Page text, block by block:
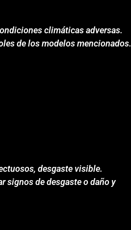
climáticas adversas.
de los modelos mencionados.
desgaste visible.
signos de desgaste o daño y